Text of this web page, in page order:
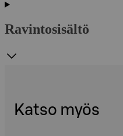
Ravintosisältö
Katso myös